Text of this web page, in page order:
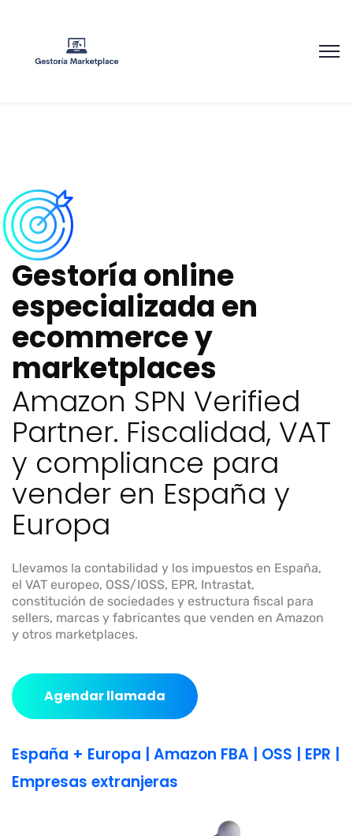
Gestoríaonline
especializadaen
ecommercey
marketplaces
Amazon SPN Verified
Partner. Fiscalidad, VAT
y compliance para
vender en España y
Europa
Llevamos la contabilidad y los impuestos en España,
el VAT europeo, OSS/IOSS, EPR, Intrastat,
constitución de sociedades y estructura fiscal para
sellers, marcas y fabricantes que venden en Amazon
y otros marketplaces.
Agendar llamada
España + Europa | Amazon FBA | OSS | EPR |
Empresas extranjeras